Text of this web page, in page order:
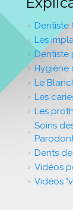
Dentiste
Les
Dentiste
Hygiène
Le
Les
Les
Soins
Dents
Vidéos
Vidéos